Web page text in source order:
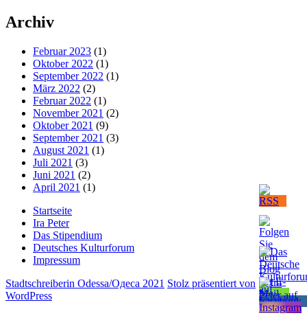
Archiv
Februar 2023 (1)
Oktober 2022 (1)
September 2022 (1)
März 2022 (2)
Februar 2022 (1)
November 2021 (2)
Oktober 2021 (9)
September 2021 (3)
August 2021 (1)
Juli 2021 (3)
Juni 2021 (2)
April 2021 (1)
Startseite
Ira Peter
Das Stipendium
Deutsches Kulturforum
Impressum
Stadtschreiberin Odessa/Одеса 2021 Stolz präsentiert von
WordPress